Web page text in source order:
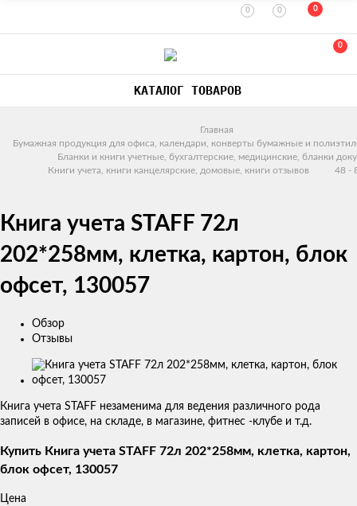
0 0 0
0
КАТАЛОГ ТОВАРОВ
Главная
Бумажная продукция для офиса, календари, конверты бумажные и
Бланки и книги учетные, бухгалтерские, медицинские, бланки
Книги учета, книги канцелярские, домовые, книги отзывов
48 -
Книга учета STAFF 72л
202*258мм, клетка, картон, блок
офсет, 130057
Обзор
Отзывы
Изображения
товаров
Книга учета STAFF незаменима для ведения различного рода
записей в офисе, на складе, в магазине, фитнес -клубе и т.д.
Купить Книга учета STAFF 72л 202*258мм, клетка, картон,
блок офсет, 130057
Цена